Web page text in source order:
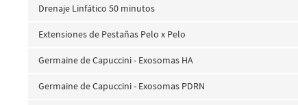
Drenaje Linfático 50 minutos
Extensiones de Pestañas Pelo x Pelo
Germaine de Capuccini - Exosomas HA
Germaine de Capuccini - Exosomas PDRN